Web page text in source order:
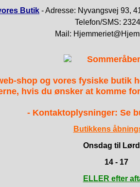
Butik - Adresse: Nyvangsvej 93,
Telefon/SMS:
Mail:
shop og vores fysiske butik
hvis du ønsker at komme
- Kontaktoplysninger: Se
Butikkens
Onsdag til
14 - 17
ELLER efter